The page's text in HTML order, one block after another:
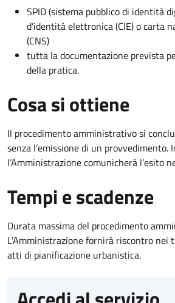
SPID (sistema pubblico di identità
d’identità elettronica (CIE) o carta
(CNS)
tutta la documentazione prevista
della pratica.
Cosa si ottiene
Il procedimento amministrativo si
senza l’emissione di un provvedimento.
l’Amministrazione comunicherà l’esito
Tempi e scadenze
Durata massima del procedimento
L'Amministrazione fornirà riscontro nei
atti di pianificazione urbanistica.